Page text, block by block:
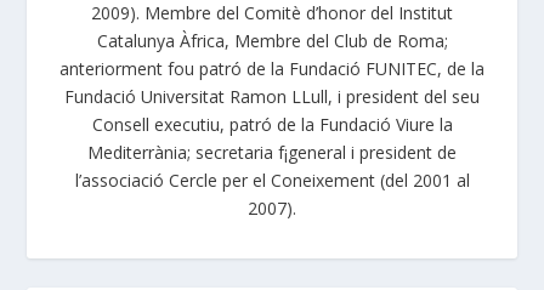
2009). Membre del Comitè d’honor del Institut
Catalunya Àfrica, Membre del Club de Roma;
anteriorment fou patró de la Fundació FUNITEC, de la
Fundació Universitat Ramon LLull, i president del seu
Consell executiu, patró de la Fundació Viure la
Mediterrània; secretaria f¡general i president de
l’associació Cercle per el Coneixement (del 2001 al
2007).